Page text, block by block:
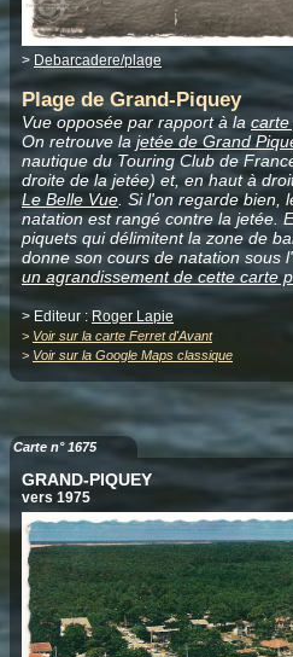
> Debarcadere/plage
Plage de Grand-Piquey
Vue opposée par rapport à la carte
On retrouve la jetée de Grand
nautique du Touring Club de
droite de la jetée) et, en haut à
Le Belle Vue. Si l'on regarde bien,
natation est rangé contre la jetée.
piquets qui délimitent la zone de
donne son cours de natation sous
un agrandissement de cette carte
> Editeur :Roger Lapie
> Voir sur la carte Ferret d'Avant
> Voir sur la Google Maps classique
Carte n° 1675
GRAND-PIQUEY
vers 1975